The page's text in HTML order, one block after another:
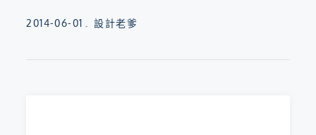
Posted
2014-06-01 設計老爹